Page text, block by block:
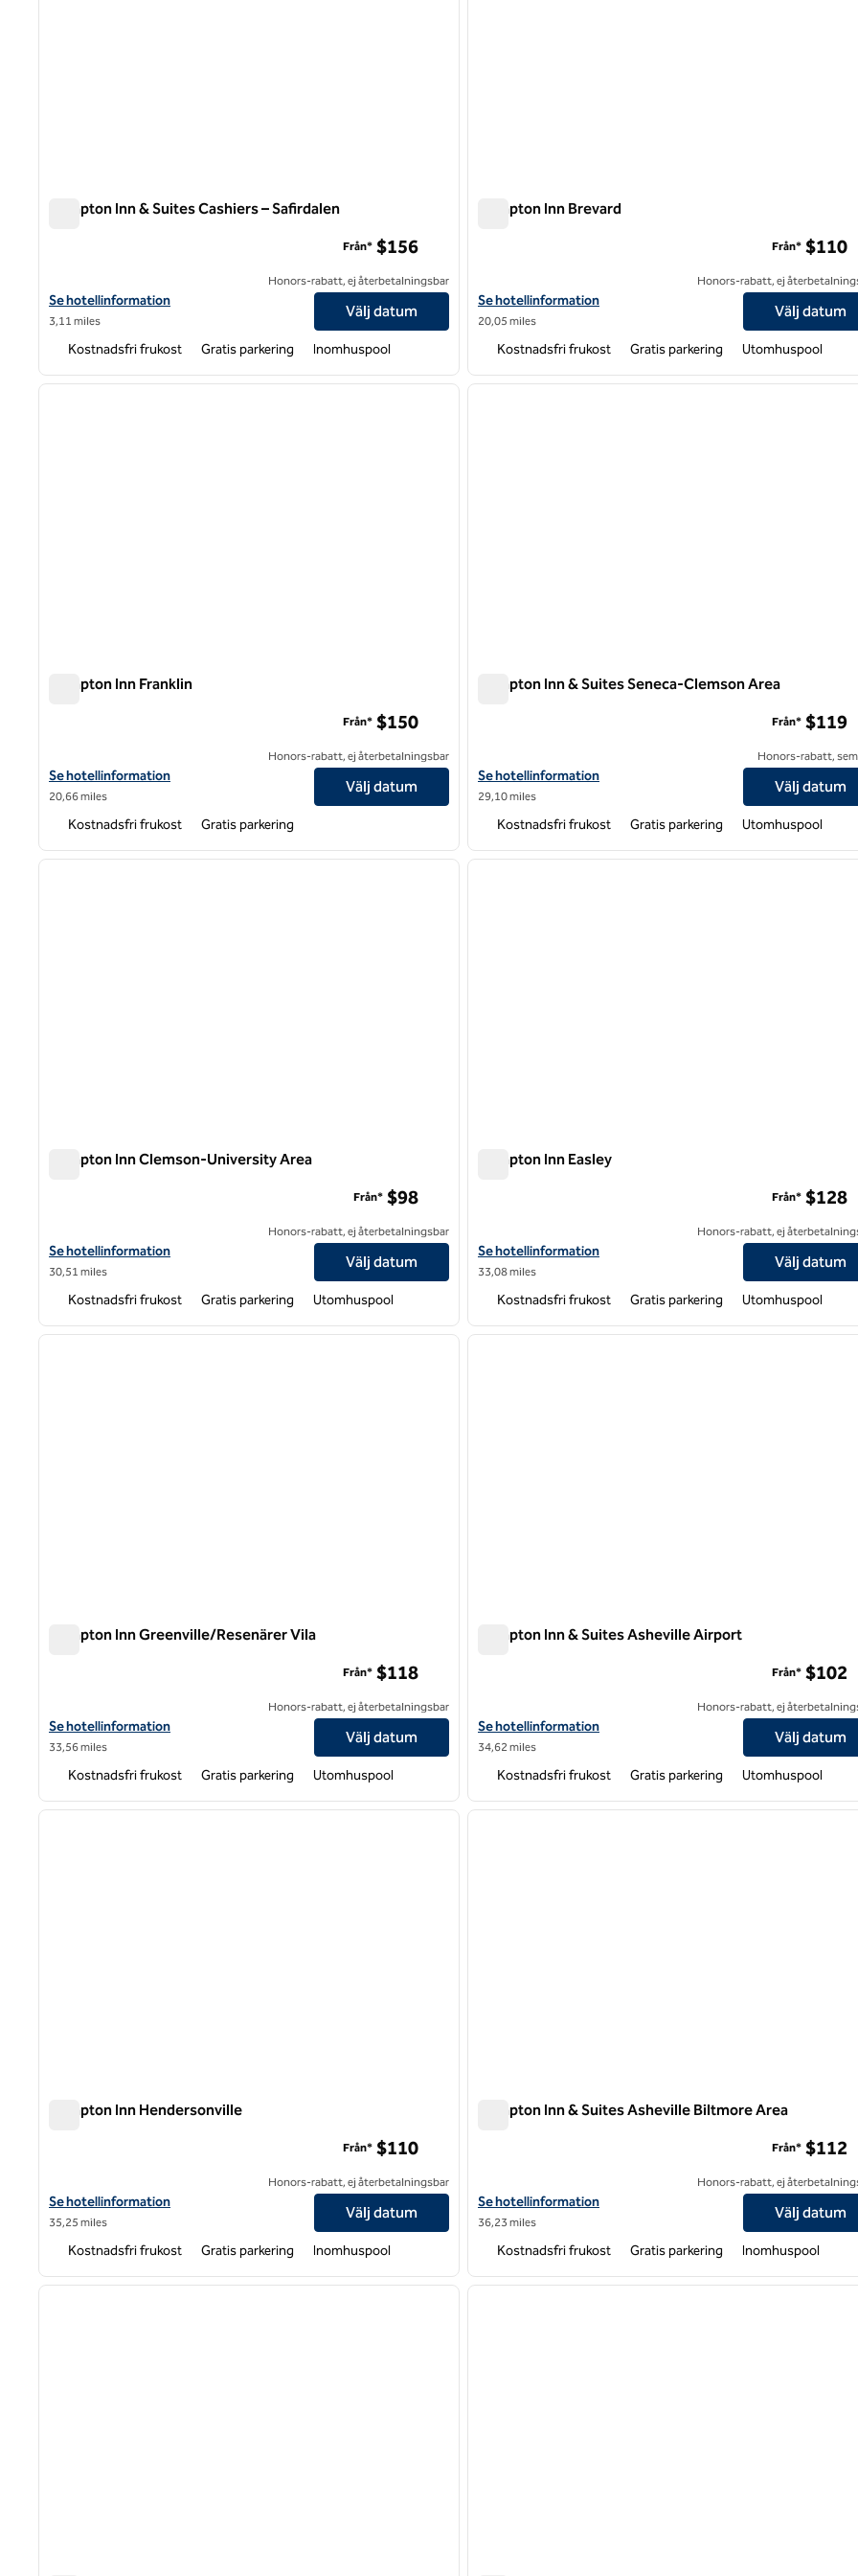
Hampton Inn & Suites Cashiers – Safirdalen
Visa hotelluppgifter för Hampton Inn & Suites Cashiers-Sapphire Valley
Se hotellinformation
3,11 miles
Från* $156
Honors-rabatt, ej återbetalningsbar
Välj datum
Kostnadsfri frukost Gratis parkering Inomhuspool
Hampton Inn Brevard
Visa hotelldetaljer för Hampton Inn Brevard
Se hotellinformation
20,05 miles
Från* $110
Honors-rabatt, ej
Välj datum
Kostnadsfri frukost Gratis parkering Utomhuspool
1 av 12
nästa bild
Hampton Inn Franklin
Visa hotelluppgifter för Hampton Inn Franklin
Se hotellinformation
20,66 miles
Från* $150
Honors-rabatt, ej återbetalningsbar
Välj datum
Kostnadsfri frukost Gratis parkering
1 av 12
Hampton Inn & Suites Seneca-Clemson Area
Visa hotelldetaljer för Hampton Inn & Suites Seneca-Clemson
Se hotellinformation
29,10 miles
Från* $119
Honors-rabatt,
Välj datum
Kostnadsfri frukost Gratis parkering Utomhuspool
1 av 11
nästa bild
Hampton Inn Clemson-University Area
Visa hotelldetaljer för Hampton Inn Clemson-University Area
Se hotellinformation
30,51 miles
Från* $98
Honors-rabatt, ej återbetalningsbar
Välj datum
Kostnadsfri frukost Gratis parkering Utomhuspool
1 av 12
Hampton Inn Easley
Visa hotelldetaljer för Hampton Inn Easley
Se hotellinformation
33,08 miles
Från* $128
Honors-rabatt, ej
Välj datum
Kostnadsfri frukost Gratis parkering Utomhuspool
1 av 12
nästa bild
Hampton Inn Greenville/Resenärer Vila
Visa hotelldetaljer för Hampton Inn Greenville/Travelers Rest
Se hotellinformation
33,56 miles
Från* $118
Honors-rabatt, ej återbetalningsbar
Välj datum
Kostnadsfri frukost Gratis parkering Utomhuspool
1 av 12
Hampton Inn & Suites Asheville Airport
Visa hotelluppgifter för Hampton Inn & Suites Asheville Airport
Se hotellinformation
34,62 miles
Från* $102
Honors-rabatt, ej
Välj datum
Kostnadsfri frukost Gratis parkering Utomhuspool
1 av 12
nästa bild
Hampton Inn Hendersonville
Visa hotelldetaljer för Hampton Inn Hendersonville
Se hotellinformation
35,25 miles
Från* $110
Honors-rabatt, ej återbetalningsbar
Välj datum
Kostnadsfri frukost Gratis parkering Inomhuspool
1 av 12
Hampton Inn & Suites Asheville Biltmore Area
Visa hotelluppgifter för Hampton Inn & Suites Asheville Biltmore
Se hotellinformation
36,23 miles
Från* $112
Honors-rabatt, ej
Välj datum
Kostnadsfri frukost Gratis parkering Inomhuspool
1 av 12
nästa bild1 av 12